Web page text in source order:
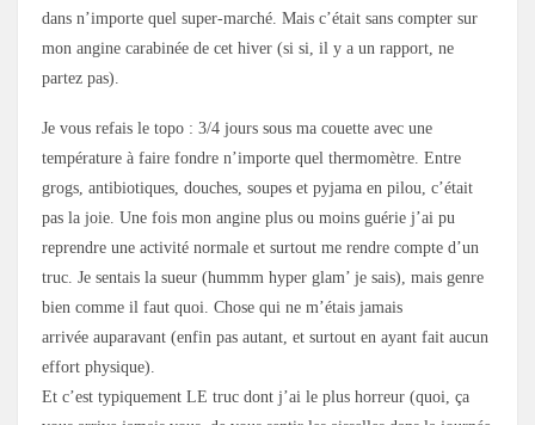
dans n’importe quel super-marché. Mais c’était sans compter sur
mon angine carabinée de cet hiver (si si, il y a un rapport, ne
partez pas).
Je vous refais le topo : 3/4 jours sous ma couette avec une
température à faire fondre n’importe quel thermomètre. Entre
grogs, antibiotiques, douches, soupes et pyjama en pilou, c’était
pas la joie. Une fois mon angine plus ou moins guérie j’ai pu
reprendre une activité normale et surtout me rendre compte d’un
truc. Je sentais la sueur (hummm hyper glam’ je sais), mais genre
bien comme il faut quoi. Chose qui ne m’étais jamais
arrivée auparavant (enfin pas autant, et surtout en ayant fait aucun
effort physique).
Et c’est typiquement LE truc dont j’ai le plus horreur (quoi, ça